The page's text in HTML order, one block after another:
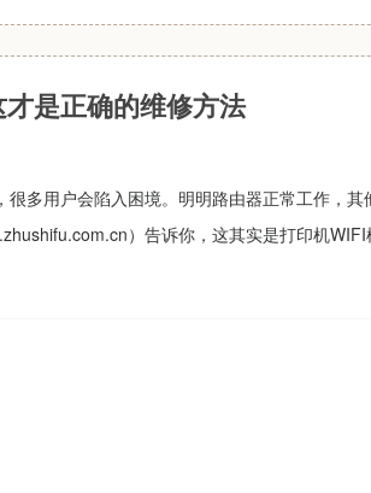
是正确的维修方法
多用户会陷入困境。明明路由器正常工作，其
）告诉你，这其实是打印机